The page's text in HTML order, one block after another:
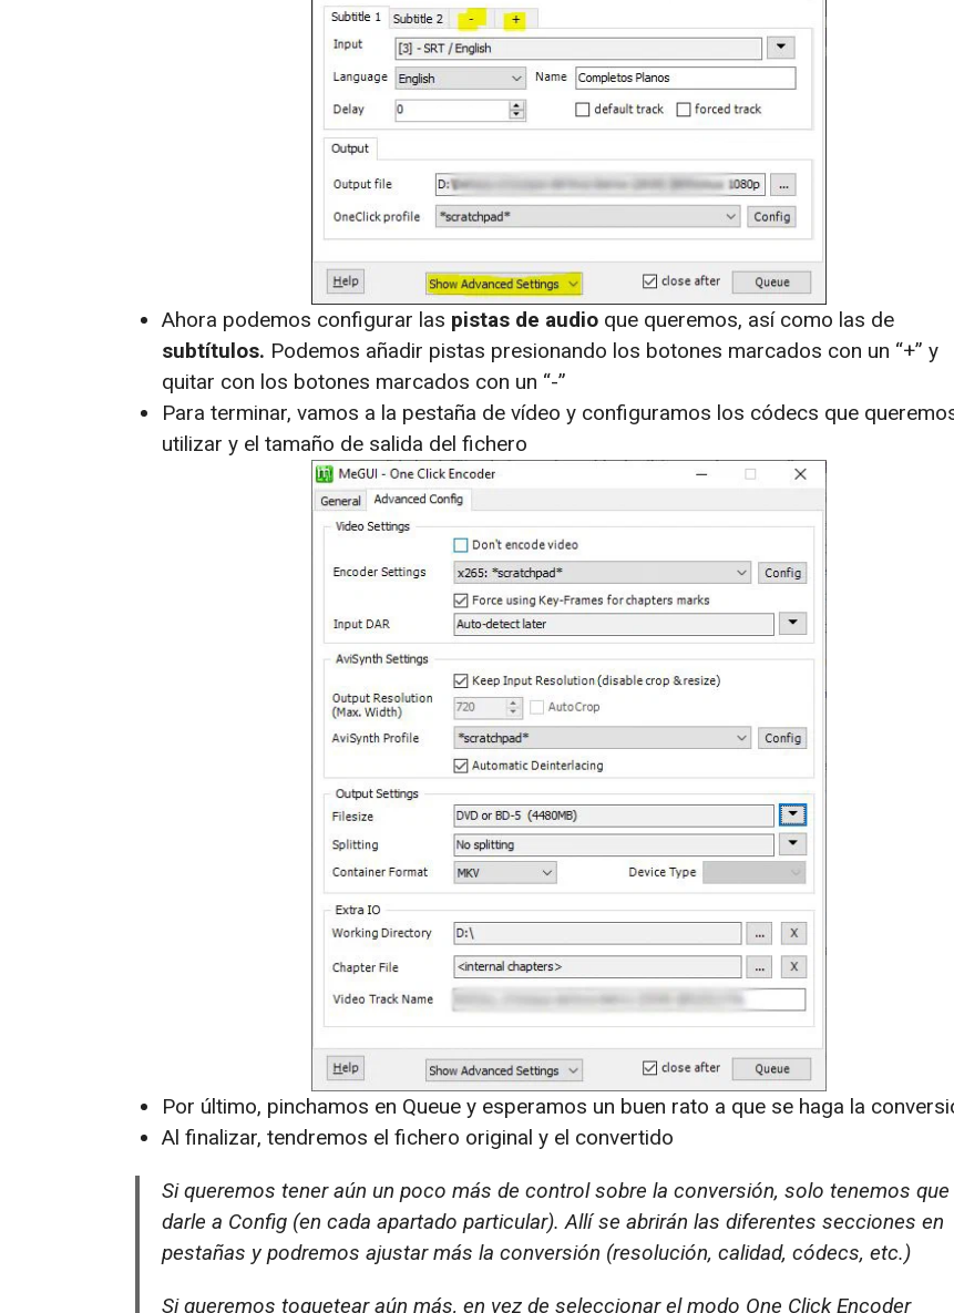
Ahora podemos configurar las pistas de audioque queremos, así como las de
subtítulos. Podemos añadir pistas presionando los botones marcados con un “+” y
quitar con los botones marcados con un “-”
Para terminar, vamos a la pestaña de vídeo y configuramos los códecs que
utilizar y el tamaño de salida del fichero
Por último, pinchamos en Queue y esperamos un buen rato a que se haga la
Al finalizar, tendremos el fichero original y el convertido
Si queremos tener aún un poco más de control sobre la conversión, solo tenemos que
darle a Config (en cada apartado particular). Allí se abrirán las diferentes secciones en
pestañas y podremos ajustar más la conversión (resolución, calidad, códecs, etc.)
Si queremos toquetear aún más, en vez de seleccionar el modo One Click Encoder